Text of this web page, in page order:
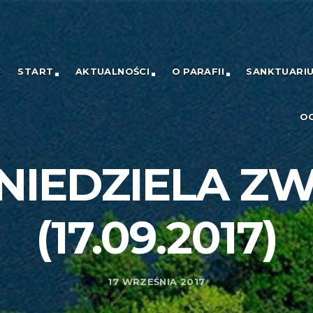
START AKTUALNOŚCI O PARAFII
(17.09.2017)
17 WRZEŚNIA 2017